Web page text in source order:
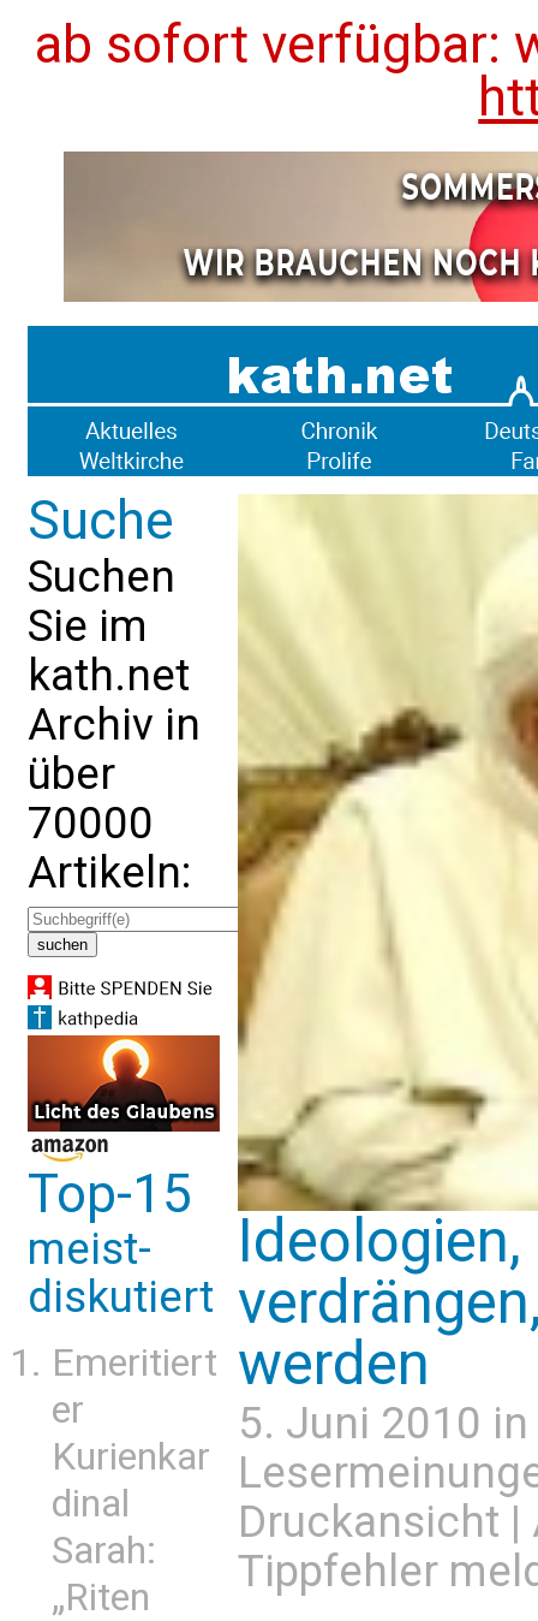
ab sofort verfügbar:
Suche
Suchen
Sie im
kath.net
Archiv in
über
70000
Artikeln:
Top-15
meist-
diskutiert
Emeritiert
er
Kurienkar
dinal
Sarah:
„Riten
werden
5. Juni 2010 in
Druckansicht |
Tippfehler